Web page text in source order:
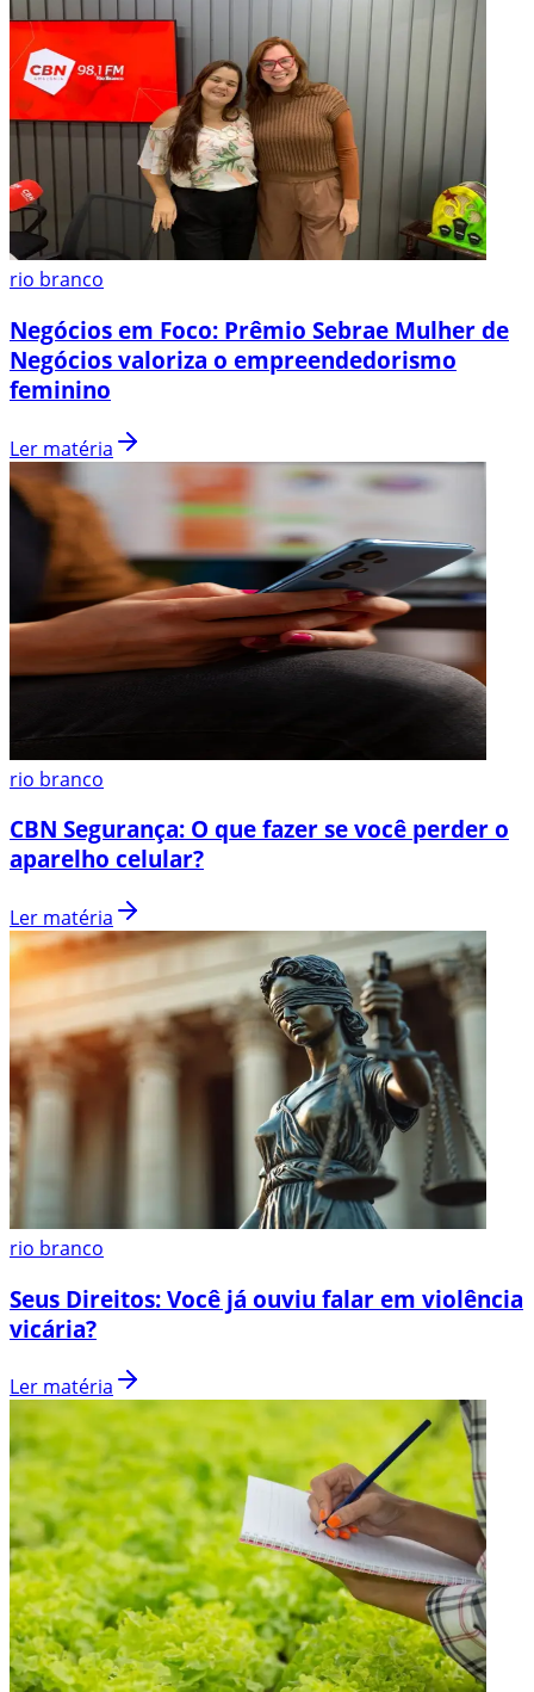
rio branco
Negócios em Foco: Prêmio Sebrae Mulher de
Negócios valoriza o empreendedorismo
feminino
Ler matéria
rio branco
CBN Segurança: O que fazer se você perder o
aparelho celular?
Ler matéria
rio branco
Seus Direitos: Você já ouviu falar em violência
vicária?
Ler matéria